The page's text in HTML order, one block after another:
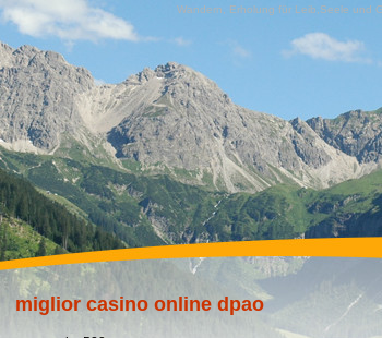
Wandern, Erholung für Leib,Seele und
miglior casino online dpao